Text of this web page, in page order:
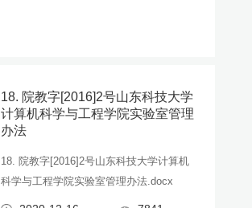
18. 院教字[2016]2号山东科技大学
计算机科学与工程学院实验室管理
办法
18. 院教字[2016]2号山东科技大学计算机
科学与工程学院实验室管理办法.docx